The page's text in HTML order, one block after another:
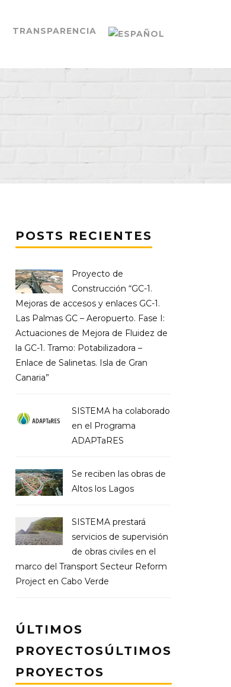
TRANSPARENCIA
POSTS RECIENTES
Proyecto de
Construcción “GC-1.
Mejoras de accesos y enlaces GC-1.
Las Palmas GC – Aeropuerto. Fase I:
Actuaciones de Mejora de Fluidez de
la GC-1. Tramo: Potabilizadora –
Enlace de Salinetas. Isla de Gran
Canaria”
SISTEMA ha colaborado
en el Programa
ADAPTaRES
Se reciben las obras de
Altos los Lagos
SISTEMA prestará
servicios de supervisión
de obras civiles en el
marco del Transport Secteur Reform
Project en Cabo Verde
ÚLTIMOS
PROYECTOSÚLTIMOS
PROYECTOS